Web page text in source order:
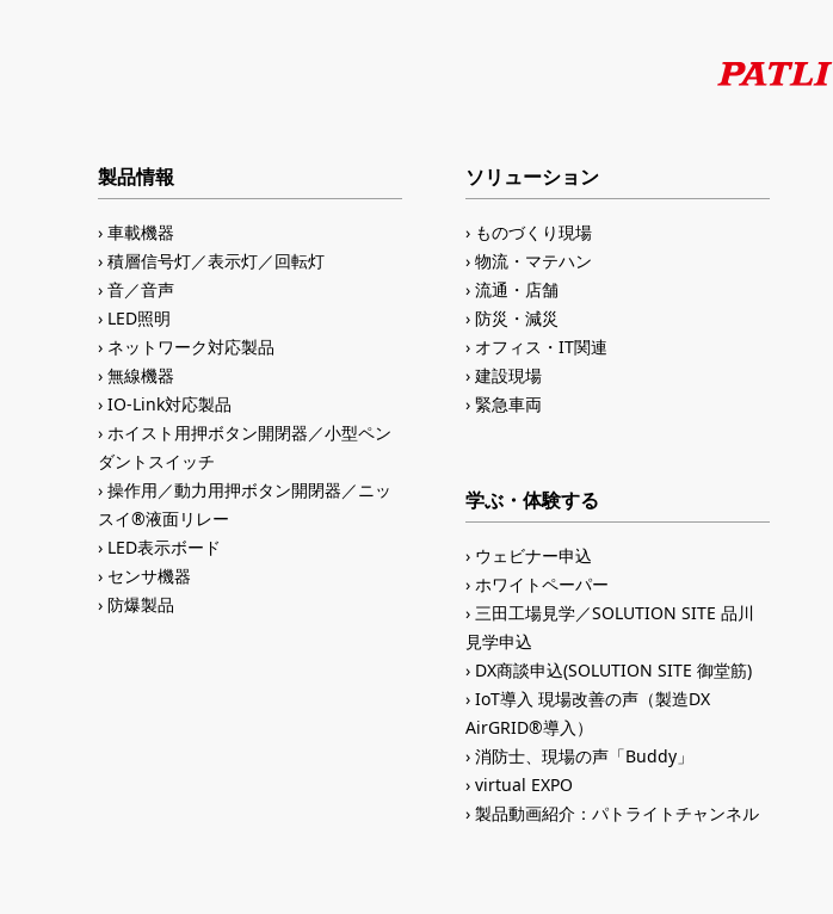
製品情報
車載機器
積層信号灯／表示灯／回転灯
音／音声
LED照明
ネットワーク対応製品
無線機器
IO-Link対応製品
ホイスト用押ボタン開閉器／小型ペン
ダントスイッチ
操作用／動力用押ボタン開閉器／ニッ
スイ®液面リレー
LED表示ボード
センサ機器
防爆製品
ソリューション
ものづくり現場
物流・マテハン
流通・店舗
防災・減災
オフィス・IT関連
建設現場
緊急車両
学ぶ・体験する
ウェビナー申込
ホワイトペーパー
三田工場見学／SOLUTION SITE 品川
見学申込
DX商談申込(SOLUTION SITE 御堂筋)
IoT導入 現場改善の声（製造DX
AirGRID®導入）
消防士、現場の声「Buddy」
virtual EXPO
製品動画紹介：パトライトチャンネル